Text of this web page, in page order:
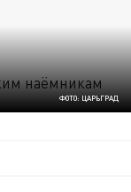
ФОТО: ЦАРЬГРАД